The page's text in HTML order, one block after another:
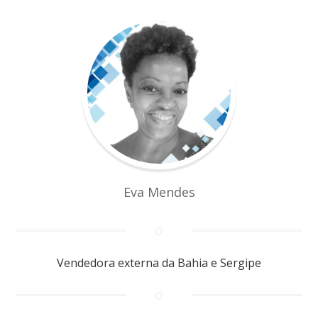
Eva Mendes
Vendedora externa da Bahia e Sergipe